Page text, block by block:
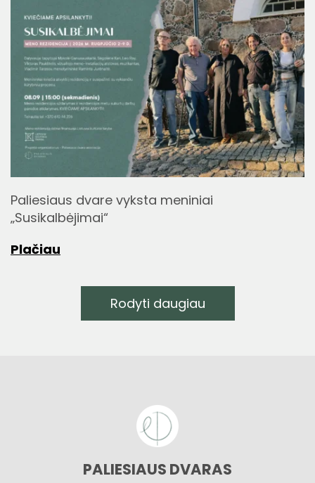
Paliesiaus dvare vyksta meniniai
„Susikalbėjimai“
Plačiau
Rodyti daugiau
PALIESIAUS DVARAS